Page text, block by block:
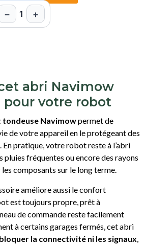
− 1 +
abri Navimow
pour votre robot
Navimowpermet de
de votre appareil en le protégeant des
En pratique, votre robot reste à l’abri
pluies fréquentes ou encore des rayons
composants sur le long terme.
améliore aussi le confort
est toujours propre, prêt à
de commande reste facilement
à certains garages fermés, cet abri
la connectivité ni les signaux